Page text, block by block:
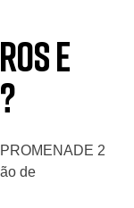
e
2
de